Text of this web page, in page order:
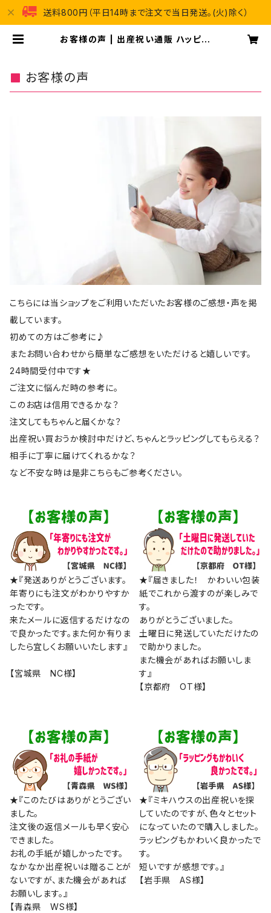
送料800円（平日14時まで注文で当日発送。(火)除く）
お客様の声 | 出産祝い通販 ハッピー
お客様の声
こちらには当ショップをご利用いただいたお客様のご感想・声を掲
載しています。
初めての方はご参考に♪
またお問い合わせから簡単なご感想をいただけると嬉しいです。
24時間受付中です★
ご注文に悩んだ時の参考に。
このお店は信用できるかな？
注文してもちゃんと届くかな？
出産祝い買おうか検討中だけど、ちゃんとラッピングしてもらえる？
相手に丁寧に届けてくれるかな？
など不安な時は是非こちらもご参考ください。
★『発送ありがとうございます。
年寄りにも注文がわかりやすか
ったです。
来たメールに返信するだけなの
で良かったです。また何か有りま
したら宜しくお願いいたします』
【宮城県 NC様】
★『届きました！ かわいい包装
紙でこれから渡すのが楽しみで
す。
ありがとうございました。
土曜日に発送していただけたの
で助かりました。
また機会があればお願いしま
す』
【京都府 OT様】
★『このたびはありがとうござい
ました。
注文後の返信メールも早く安心
できました。
お礼の手紙が嬉しかったです。
なかなか出産祝いは贈ることが
ないですが、また機会があれば
お願いします。』
【青森県 WS様】
★『ミキハウスの出産祝いを探
していたのですが、色々とセット
になっていたので購入しました。
ラッピングもかわいく良かったで
す。
短いですが感想です。』
【岩手県 AS様】